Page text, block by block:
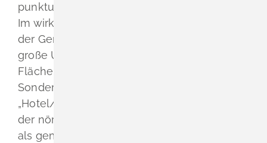
punktuell geändert werden.
Im wirksamen Flächennutzungsplan (FNP)
der Gemeinde Schliengen ist der ca. 1,01 ha
große Umgriff der
Flächennutzungsplanänderung als
Sondergebiet mit der Zweckbestimmung
„Hotel/Tourismus“ dargestellt. Zukünftig soll
der nördliche Abschnitt des Sondergebiets
als gemischte Baufläche (M) dargestellt